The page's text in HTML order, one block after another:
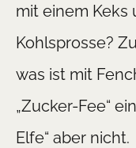
mit einem Keks
Kohlsprosse?
was ist mit
„Zucker-Fee“
Elfe“ aber nicht.